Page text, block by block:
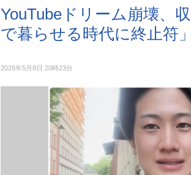
YouTubeドリーム崩壊、
で暮らせる時代に終止符」
2026年5月8日 20時23分